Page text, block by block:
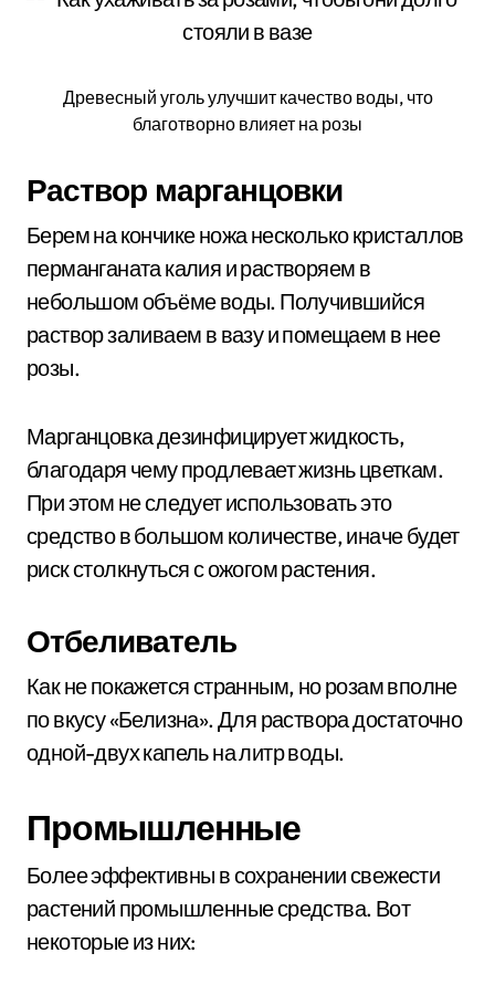
Древесный уголь улучшит качество воды, что
благотворно влияет на розы
Раствор марганцовки
Берем на кончике ножа несколько кристаллов
перманганата калия и растворяем в
небольшом объёме воды. Получившийся
раствор заливаем в вазу и помещаем в нее
розы.
Марганцовка дезинфицирует жидкость,
благодаря чему продлевает жизнь цветкам.
При этом не следует использовать это
средство в большом количестве, иначе будет
риск столкнуться с ожогом растения.
Отбеливатель
Как не покажется странным, но розам вполне
по вкусу «Белизна». Для раствора достаточно
одной-двух капель на литр воды.
Промышленные
Более эффективны в сохранении свежести
растений промышленные средства. Вот
некоторые из них: